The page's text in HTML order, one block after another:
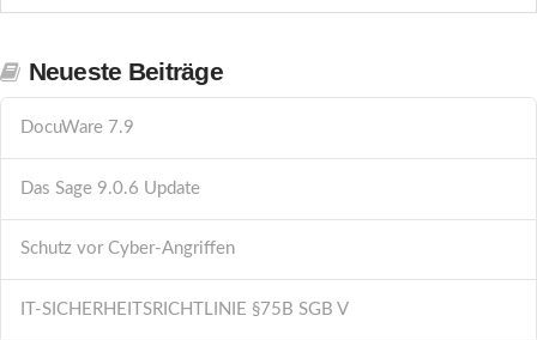
Neueste Beiträge
DocuWare 7.9
Das Sage 9.0.6 Update
Schutz vor Cyber-Angriffen
IT-SICHERHEITSRICHTLINIE §75B SGB V